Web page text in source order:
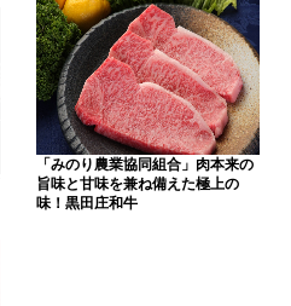
「みのり農業協同組合」肉本来の
旨味と甘味を兼ね備えた極上の
味！黒田庄和牛